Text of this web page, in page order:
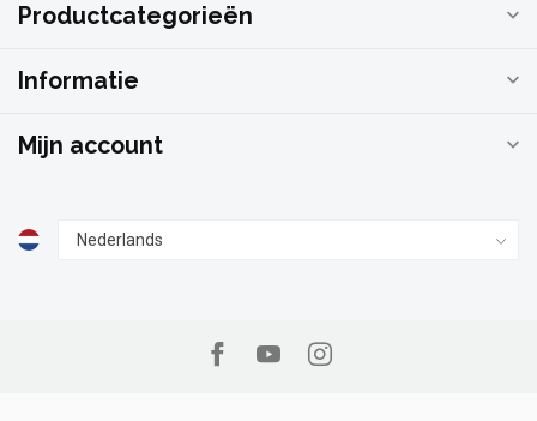
Productcategorieën
Informatie
Mijn account